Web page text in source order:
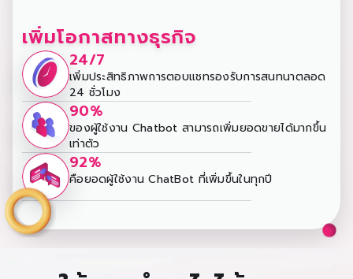
เพิ่มโอกาสทางธุรกิจ
24/7
เพิ่มประสิทธิภาพการตอบแชทรองรับการสนทนาตลอด
24 ชั่วโมง
90%
ของผู้ใช้งาน Chatbot สามารถเพิ่มยอดขายได้มากขึ้น
เท่าตัว
92%
คือยอดผู้ใช้งาน ChatBot ที่เพิ่มขึ้นในทุกปี